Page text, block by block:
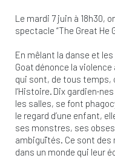
Le mardi 7 juin à 18h30,
spectacle “The Great He
En mêlant la danse et
Goat dénonce la
qui sont, de tous temps,
l’Histoire. Dix
les salles, se font
le regard d’une enfant,
ses monstres, ses
ambiguïtés. Ce sont
dans un monde qui leur